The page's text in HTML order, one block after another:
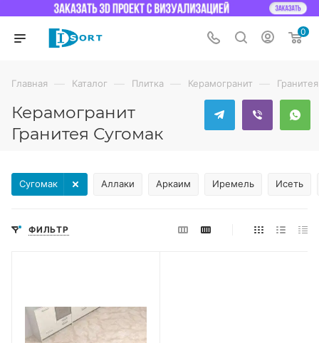
0
Главная — Каталог — Плитка — Керамогранит — Гранитея
Керамогранит
Гранитея Сугомак
Аллаки Аркаим Иремель Исеть
Сугомак
ФИЛЬТР